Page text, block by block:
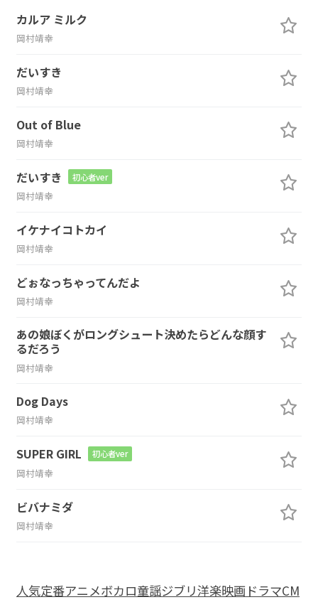
カルア ミルク
岡村靖幸
だいすき
岡村靖幸
Out of Blue
岡村靖幸
だいすき 初心者ver
岡村靖幸
イケナイコトカイ
岡村靖幸
どぉなっちゃってんだよ
岡村靖幸
あの娘ぼくがロングシュート決めたらどんな顔す
るだろう
岡村靖幸
Dog Days
岡村靖幸
SUPER GIRL 初心者ver
岡村靖幸
ビバナミダ
岡村靖幸
人気定番アニメボカロ童謡ジブリ洋楽映画ドラマCM